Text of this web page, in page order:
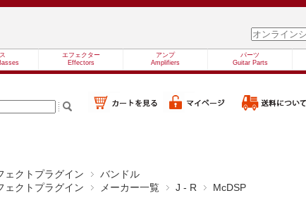
エフェクター
Effectors
アンプ
Amplifiers
パーツ
Guitar Parts
ェクトプラグイン
バンドル
ェクトプラグイン
メーカー一覧 J - R McDSP